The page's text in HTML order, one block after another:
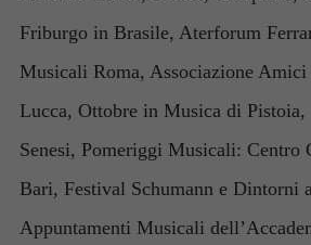
Friburgo in Brasile, Aterforum
Musicali Roma, Associazione
Lucca, Ottobre in Musica di
Senesi, Pomeriggi Musicali: Centro
Bari, Festival Schumann e Dintorni
Appuntamenti Musicali